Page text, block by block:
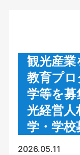
観光産業
教育プ
学等を募
光経営
学・学校
2026.05.11